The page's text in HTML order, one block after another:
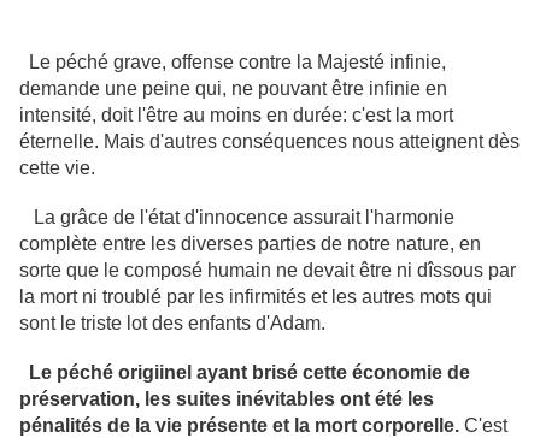
Le péché grave, offense contre la Majesté infinie,
demande une peine qui, ne pouvant être infinie en
intensité, doit l'être au moins en durée: c'est la mort
éternelle. Mais d'autres conséquences nous atteignent dès
cette vie.
La grâce de l'état d'innocence assurait l'harmonie
complète entre les diverses parties de notre nature, en
sorte que le composé humain ne devait être ni dîssous par
la mort ni troublé par les infirmités et les autres mots qui
sont le triste lot des enfants d'Adam.
Le péché origiinel ayant brisé cette économie de
préservation, les suites inévitables ont été les
pénalités de la vie présente et la mort corporelle. C'est